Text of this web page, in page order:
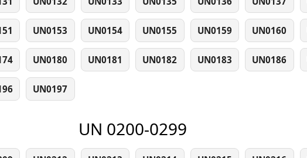
UN0153 UN0154 UN0155 UN0159 UN0160
UN0180 UN0181 UN0182 UN0183 UN0186
UN0197
UN 0200-0299